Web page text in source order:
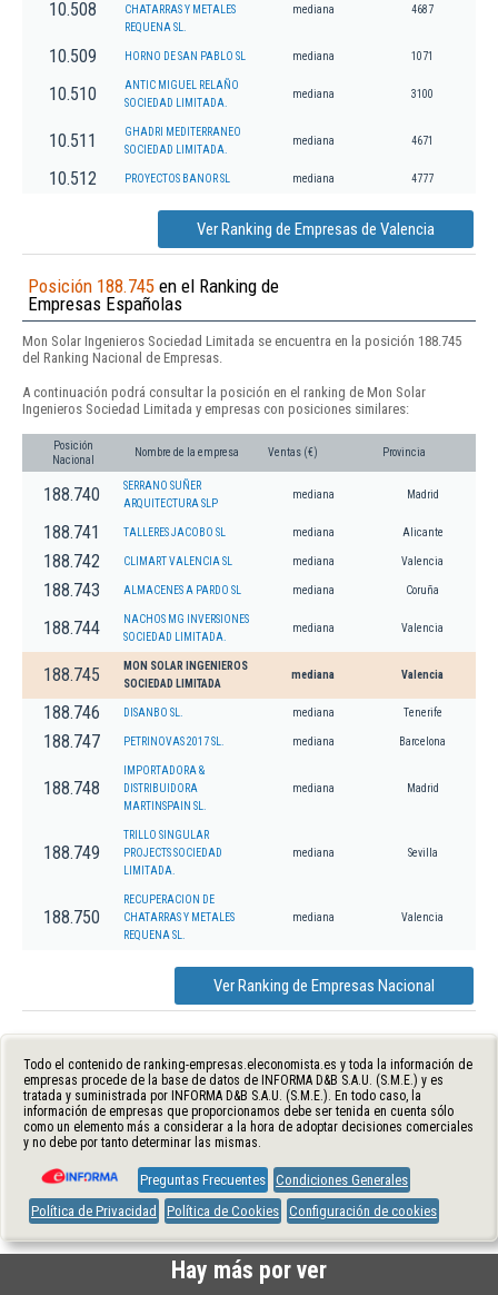
10.508
CHATARRAS Y METALES
REQUENA SL.
mediana 4687
10.509 HORNO DE SAN PABLO SL mediana 1071
10.510
ANTIC MIGUEL RELAÑO
SOCIEDAD LIMITADA.
mediana 3100
10.511
GHADRI MEDITERRANEO
SOCIEDAD LIMITADA.
mediana 4671
10.512 PROYECTOS BANOR SL mediana 4777
Ver Ranking de Empresas de Valencia
Posición 188.745 en el Ranking de
Empresas Españolas
Mon Solar Ingenieros Sociedad Limitada se encuentra en la posición 188.745
del Ranking Nacional de Empresas.
A continuación podrá consultar la posición en el ranking de Mon Solar
Ingenieros Sociedad Limitada y empresas con posiciones similares:
Posición
Nacional
Nombre de la empresa Ventas (€) Provincia
188.740
SERRANO SUÑER
ARQUITECTURA SLP
mediana Madrid
188.741 TALLERES JACOBO SL mediana Alicante
188.742 CLIMART VALENCIA SL mediana Valencia
188.743 ALMACENES A PARDO SL mediana Coruña
188.744
NACHOS MG INVERSIONES
SOCIEDAD LIMITADA.
mediana Valencia
188.745
MON SOLAR INGENIEROS
SOCIEDAD LIMITADA
mediana Valencia
188.746 DISANBO SL. mediana Tenerife
188.747 PETRINOVAS 2017 SL. mediana Barcelona
188.748
IMPORTADORA &
DISTRIBUIDORA
MARTINSPAIN SL.
mediana Madrid
188.749
TRILLO SINGULAR
PROJECTS SOCIEDAD
LIMITADA.
mediana Sevilla
188.750
RECUPERACION DE
CHATARRAS Y METALES
REQUENA SL.
mediana Valencia
Ver Ranking de Empresas Nacional
Todo el contenido de ranking-empresas.eleconomista.es y toda la información de
empresas procede de la base de datos de INFORMA D&B S.A.U. (S.M.E.) y es
tratada y suministrada por INFORMA D&B S.A.U. (S.M.E.). En todo caso, la
información de empresas que proporcionamos debe ser tenida en cuenta sólo
como un elemento más a considerar a la hora de adoptar decisiones comerciales
y no debe por tanto determinar las mismas.
Preguntas Frecuentes Condiciones Generales
Política de Privacidad
Política de Cookies Configuración de cookies
Hay más por ver